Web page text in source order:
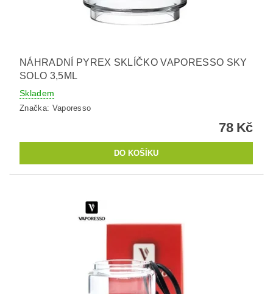
NÁHRADNÍ PYREX SKLÍČKO VAPORESSO SKY
SOLO 3,5ML
Skladem
Značka: Vaporesso
78 Kč